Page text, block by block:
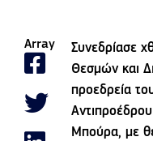
Array
Συνεδρίασε
Θεσμών και
προεδρεία
Μπούρα, με